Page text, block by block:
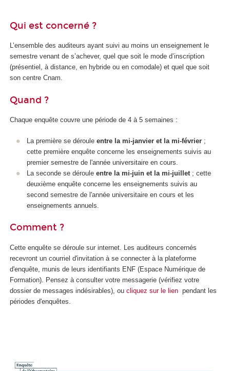
Qui est concerné ?
L’ensemble des auditeurs ayant suivi au moins un enseignement le
semestre venant de s’achever, quel que soit le mode d’inscription
(présentiel, à distance, en hybride ou en comodale) et quel que soit
son centre Cnam.
Quand ?
Chaque enquête couvre une période de 4 à 5 semaines :
La première se déroule entre la mi-janvier et la mi-février;
cette première enquête concerne les enseignements suivis au
premier semestre de l'année universitaire en cours.
La seconde se déroule entre la mi-juin et la mi-juillet ; cette
deuxième enquête concerne les enseignements suivis au
second semestre de l'année universitaire en cours et les
enseignements annuels.
Comment ?
Cette enquête se déroule sur internet. Les auditeurs concernés
recevront un courriel d'invitation à se connecter à la plateforme
d'enquête, munis de leurs identifiants ENF (Espace Numérique de
Formation). Pensez à consulter votre messagerie (vérifiez votre
dossier de messages indésirables), ou cliquez sur le lien pendant les
périodes d'enquêtes.